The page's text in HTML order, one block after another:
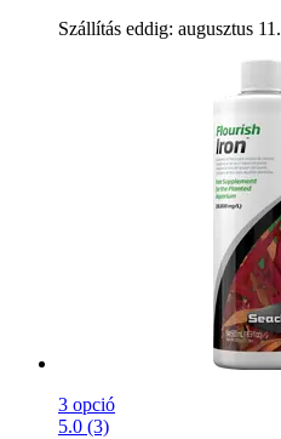
Szállítás eddig: augusztus 11.
3 opció
5.0 (3)